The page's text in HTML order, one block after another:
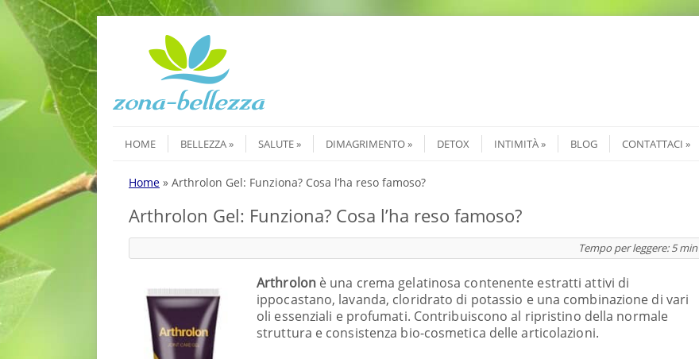
Menu
HOME BELLEZZA SALUTE DIMAGRIMENTO DETOX INTIMITÀ BLOG CONTATTACI
Home » Arthrolon Gel: Funziona? Cosa l’ha reso famoso?
Arthrolon Gel: Funziona? Cosa l’ha reso famoso?
Tempo per leggere:5 min
Arthrolonè una crema gelatinosa contenente estratti attivi di
ippocastano, lavanda, cloridrato di potassio e una combinazione di vari
oli essenziali e profumati. Contribuiscono al ripristino della normale
struttura e consistenza bio-cosmetica delle articolazioni.